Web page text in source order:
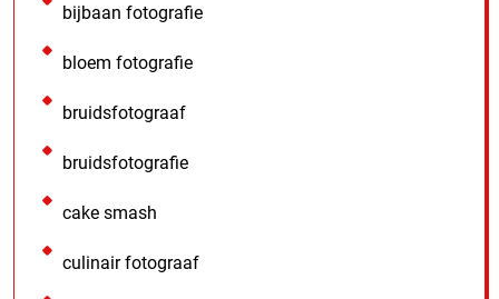
bijbaan fotografie
bloem fotografie
bruidsfotograaf
bruidsfotografie
cake smash
culinair fotograaf